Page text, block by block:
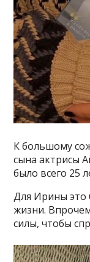
К большому
сына актрисы
было всего 25
Для Ирины это
жизни.
силы, чтобы